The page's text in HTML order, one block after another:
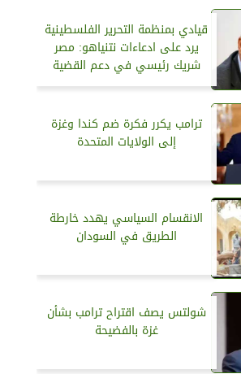
قيادي بمنظمة التحرير الفلسطينية
يرد على ادعاءات نتنياهو: مصر
شريك رئيسي في دعم القضية
ترامب يكرر فكرة ضم كندا وغزة
إلى الولايات المتحدة
الانقسام السياسي يهدد خارطة
الطريق في السودان
شولتس يصف اقتراح ترامب بشأن
غزة بالفضيحة